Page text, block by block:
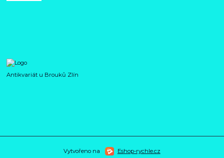
Antikvariát u Brouků Zlín
Vytvořeno na Eshop-rychle.cz